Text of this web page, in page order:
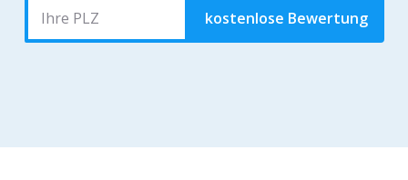
kostenlose Bewertung